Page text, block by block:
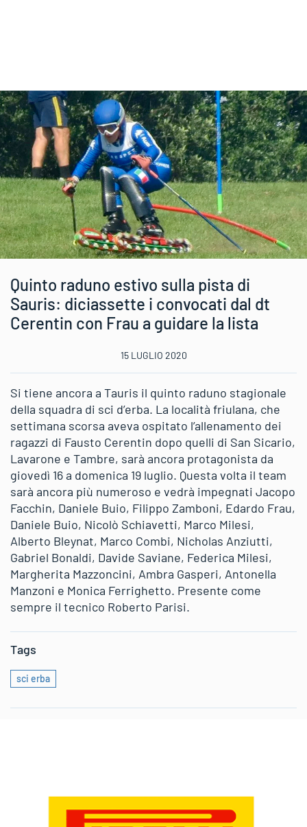
Quinto raduno estivo sulla pista di
Sauris: diciassette i convocati dal dt
Cerentin con Frau a guidare la lista
15 LUGLIO 2020
Si tiene ancora a Tauris il quinto raduno stagionale
della squadra di sci d’erba. La località friulana, che
settimana scorsa aveva ospitato l’allenamento dei
ragazzi di Fausto Cerentin dopo quelli di San Sicario,
Lavarone e Tambre, sarà ancora protagonista da
giovedì 16 a domenica 19 luglio. Questa volta il team
sarà ancora più numeroso e vedrà impegnati Jacopo
Facchin, Daniele Buio, Filippo Zamboni, Edardo Frau,
Daniele Buio, Nicolò Schiavetti, Marco Milesi,
Alberto Bleynat, Marco Combi, Nicholas Anziutti,
Gabriel Bonaldi, Davide Saviane, Federica Milesi,
Margherita Mazzoncini, Ambra Gasperi, Antonella
Manzoni e Monica Ferrighetto. Presente come
sempre il tecnico Roberto Parisi.
Tags
sci erba